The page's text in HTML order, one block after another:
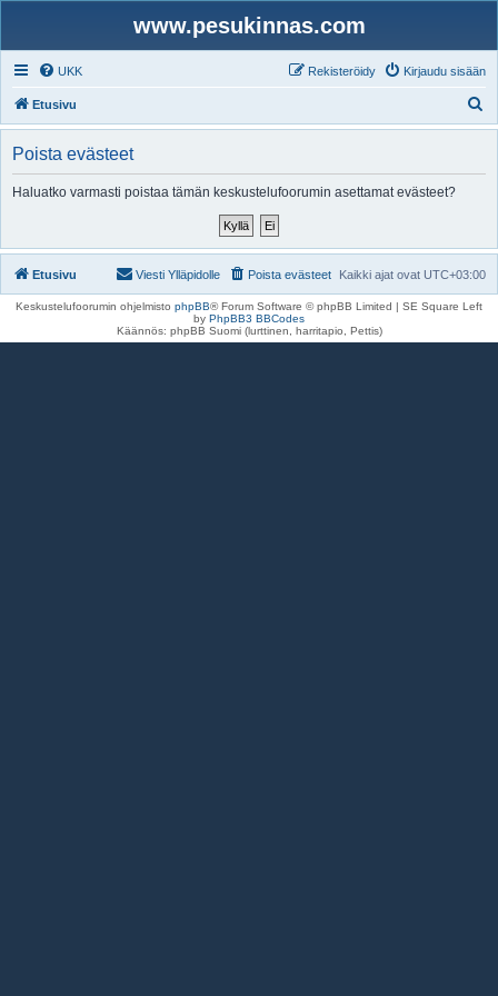
www.pesukinnas.com
UKK Kirjaudu sisään
Rekisteröidy
Etusivu
t
Poista evästeet
Haluatko varmasti poistaa tämän keskustelufoorumin asettamat evästeet?
Etusivu Kaikki ajat ovat UTC+03:00
Poista evästeet
Viesti Ylläpidolle
Keskustelufoorumin ohjelmisto phpBB® Forum Software © phpBB Limited | SE Square Left
by PhpBB3 BBCodes
Käännös: phpBB Suomi (lurttinen, harritapio, Pettis)